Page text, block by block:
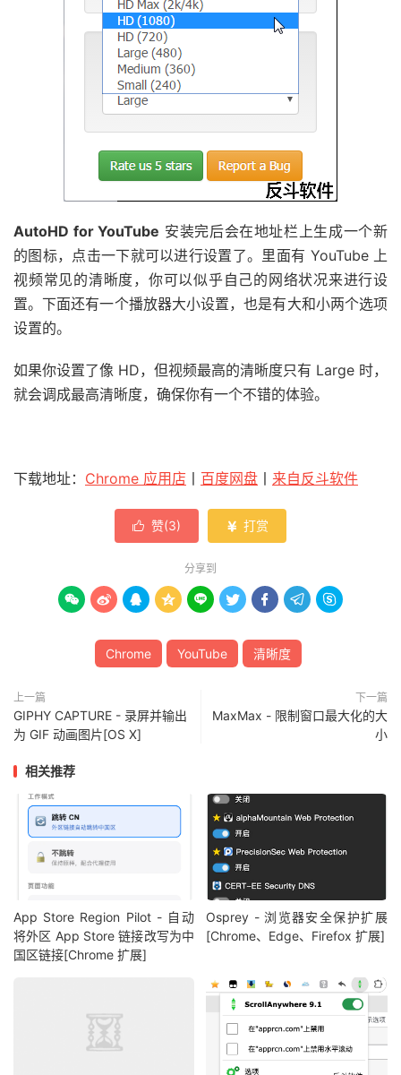
AutoHD for YouTube 安装完后会在地址栏上生成一个新
的图标，点击一下就可以进行设置了。里面有 YouTube 上
视频常见的清晰度，你可以似乎自己的网络状况来进行设
置。下面还有一个播放器大小设置，也是有大和小两个选项
设置的。
如果你设置了像 HD，但视频最高的清晰度只有 Large 时，
就会调成最高清晰度，确保你有一个不错的体验。
下载地址： Chrome 应用店 百度网盘 来自反斗软件
 赞(3)  打赏
分享到
        
Chrome YouTube 清晰度
上一篇
GIPHY CAPTURE - 录屏并输出
为 GIF 动画图片[OS X]
下一篇
MaxMax - 限制窗口最大化的大
小
相关推荐
App Store Region Pilot - 自动
将外区 App Store 链接改写为中
国区链接[Chrome 扩展]
Osprey - 浏览器安全保护扩展
[Chrome、Edge、Firefox 扩展]